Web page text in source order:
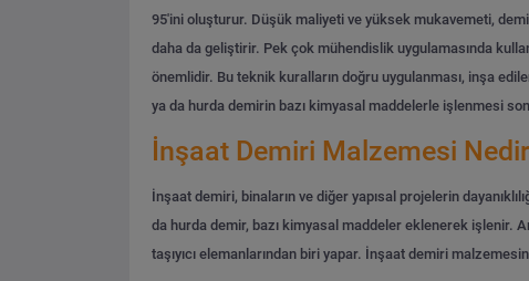
95'ini oluşturur. Düşük maliyeti ve yüksek mukavemeti,
daha da geliştirir. Pek çok mühendislik uygulamasında
önemlidir. Bu teknik kuralların doğru uygulanması, inşa
ya da hurda demirin bazı kimyasal maddelerle işlenmesi
İnşaat Demiri Malzemesi
İnşaat demiri, binaların ve diğer yapısal projelerin
da hurda demir, bazı kimyasal maddeler eklenerek işlenir.
taşıyıcı elemanlarından biri yapar. İnşaat demiri